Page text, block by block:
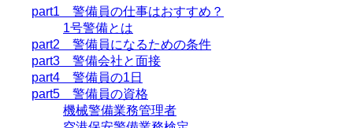
part1 警備員の仕事はおすすめ？
1号警備とは
part2 警備員になるための条件
part3 警備会社と面接
part4 警備員の1日
part5 警備員の資格
機械警備業務管理者